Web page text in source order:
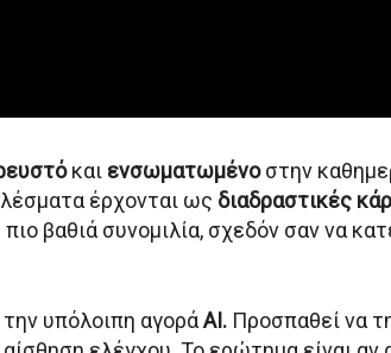
και ενσωματωμένοστην
έρχονται ως διαδραστικές
βαθιά συνομιλία, σχεδόν σαν να
υπόλοιπη αγοράAI. Προσπαθεί να